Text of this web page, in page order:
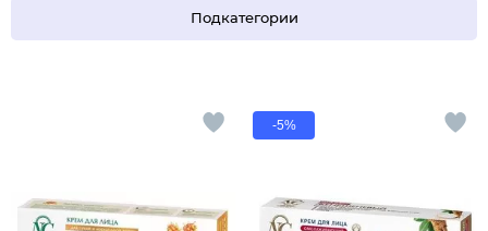
Подкатегории
-5%